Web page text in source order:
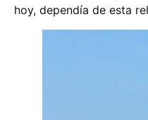
hoy, dependía de esta